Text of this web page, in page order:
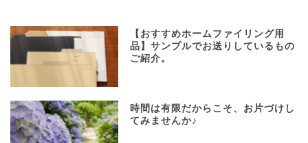
【おすすめホームファイリング用
品】サンプルでお送りしているもの
ご紹介。
時間は有限だからこそ、お片づけし
てみませんか♪